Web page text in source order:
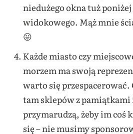
niedużego okna tuż
widokowego. Mąż mnie
😛
Każde miasto czy
morzem ma swoją
warto się
tam sklepów z pamiątkami
przymarudzą, żeby im coś
się – nie musimy